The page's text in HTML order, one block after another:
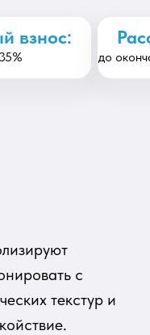
взнос:
35% до
с
текстур и